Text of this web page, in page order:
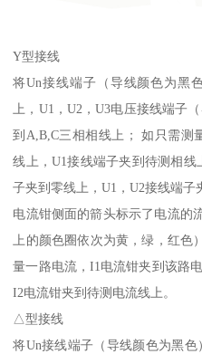
Y型接线
将Un接线端子（导线颜色为黑
上，U1，U2，U3电压接线端子
到A,B,C三相相线上； 如只需测
线上，U1接线端子夹到待测相
子夹到零线上，U1，U2接线端子
电流钳侧面的箭头标示了电流的
上的颜色圈依次为黄，绿，红色
量一路电流，I1电流钳夹到该路
I2电流钳夹到待测电流线上。
△型接线
将Un接线端子（导线颜色为黑